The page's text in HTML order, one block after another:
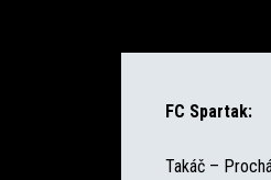
FC Spartak:
Takáč –